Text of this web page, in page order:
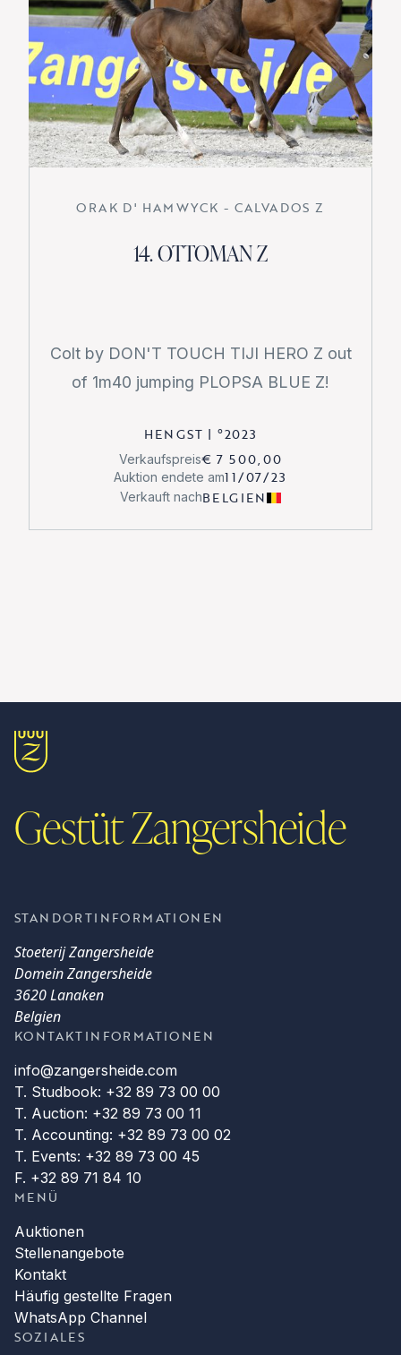
ORAK D' HAMWYCK - CALVADOS Z
14. OTTOMAN Z
Colt by DON'T TOUCH TIJI HERO Z out
of 1m40 jumping PLOPSA BLUE Z!
HENGST |°2023
Verkaufspreis€ 7 500,00
Auktion endete am11/07/23
Verkauft nachBELGIEN
Gestüt Zangersheide
STANDORTINFORMATIONEN
Stoeterij Zangersheide
Domein Zangersheide
3620 Lanaken
Belgien
KONTAKTINFORMATIONEN
info@zangersheide.com
T. Studbook: +32 89 73 00 00
T. Auction: +32 89 73 00 11
T. Accounting: +32 89 73 00 02
T. Events: +32 89 73 00 45
F. +32 89 71 84 10
MENÜ
Auktionen
Stellenangebote
Kontakt
Häufig gestellte Fragen
WhatsApp Channel
SOZIALES